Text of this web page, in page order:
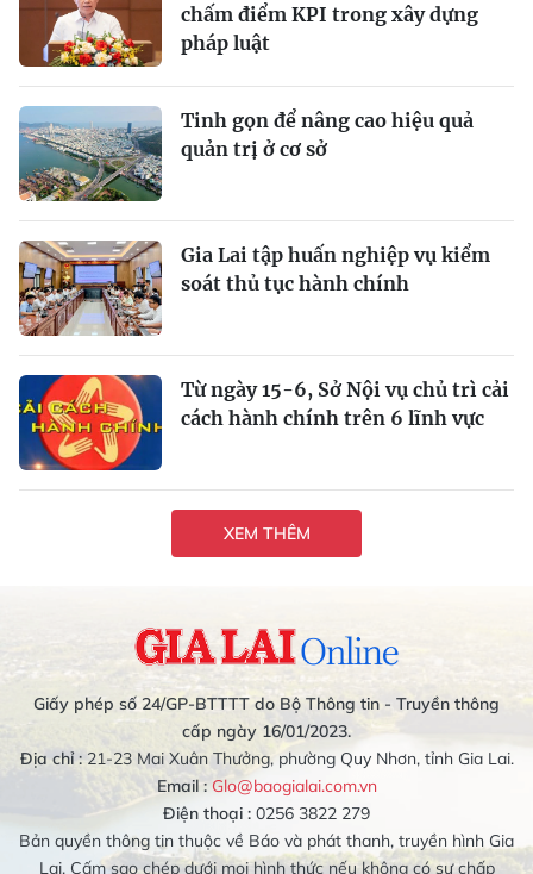
chấm điểm KPI trong xây dựng
pháp luật
Tinh gọn để nâng cao hiệu quả
quản trị ở cơ sở
Gia Lai tập huấn nghiệp vụ kiểm
soát thủ tục hành chính
Từ ngày 15-6, Sở Nội vụ chủ trì cải
cách hành chính trên 6 lĩnh vực
XEM THÊM
Giấy phép số 24/GP-BTTTT do Bộ Thông tin - Truyền thông
cấp ngày 16/01/2023.
Địa chỉ :21-23 Mai Xuân Thưởng, phường Quy Nhơn, tỉnh Gia Lai.
Email : Glo@baogialai.com.vn
Điện thoại : 0256 3822 279
Bản quyền thông tin thuộc về Báo và phát thanh, truyền hình Gia
Lai. Cấm sao chép dưới mọi hình thức nếu không có sự chấp